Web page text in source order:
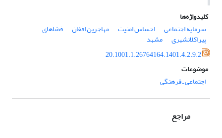
کلیدواژه‌ها
سرمایه اجتماعی
احساس امنیت مهاجرین افغان فضاهای
پیراکلانشهری
مشهد
20.1001.1.26764164.1401.4.2.9.2
موضوعات
اجتماعی ـ فرهنگی
مراجع